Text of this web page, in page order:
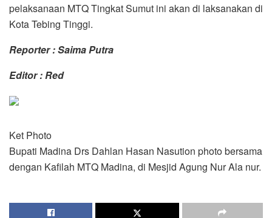
pelaksanaan MTQ Tingkat Sumut ini akan di laksanakan di
Kota Tebing Tinggi.
Reporter : Saima Putra
Editor : Red
Ket Photo
Bupati Madina Drs Dahlan Hasan Nasution photo bersama
dengan Kafilah MTQ Madina, di Mesjid Agung Nur Ala nur.